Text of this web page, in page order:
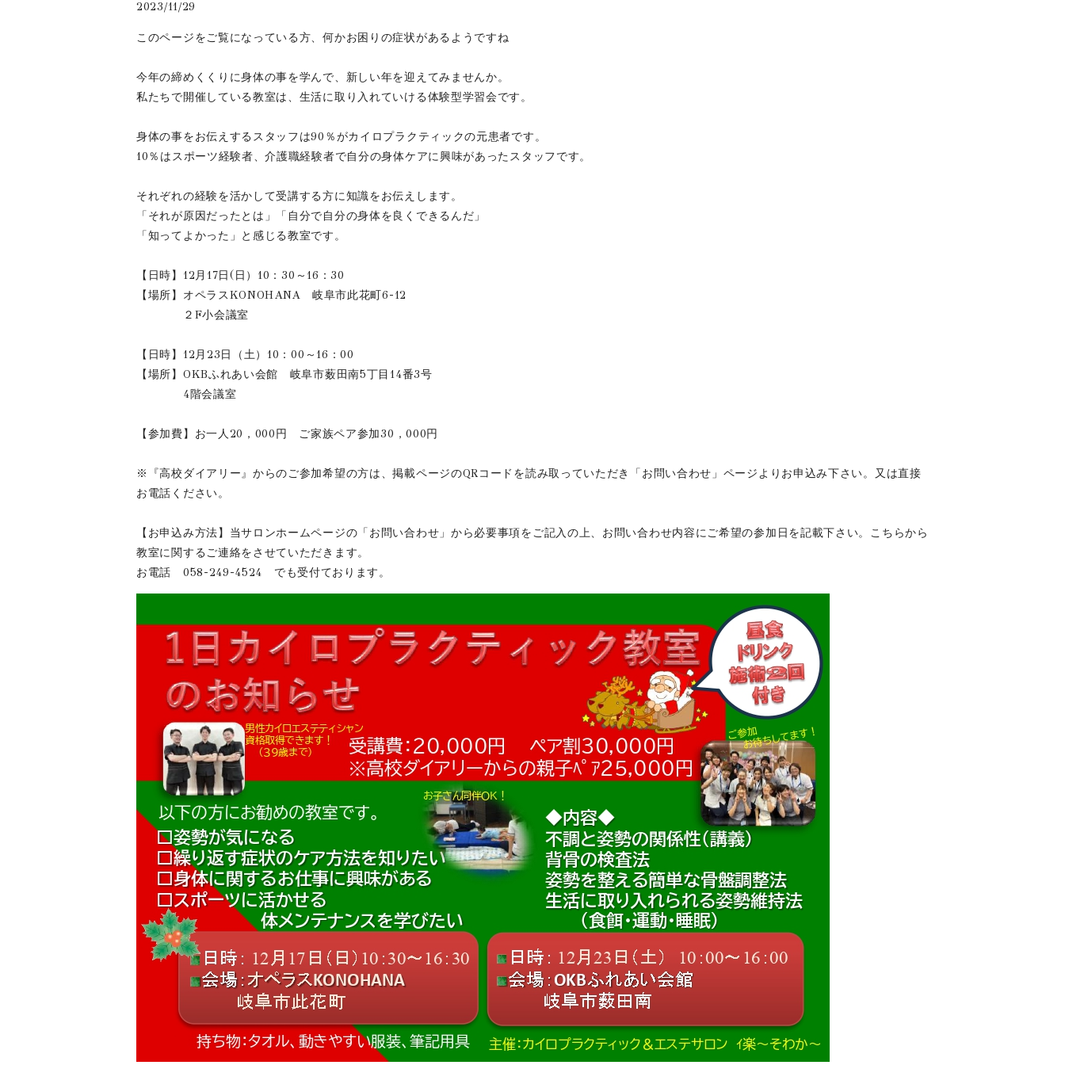
2023/11/29
このページをご覧になっている方、何かお困りの症状があるようですね
今年の締めくくりに身体の事を学んで、新しい年を迎えてみませんか。
私たちで開催している教室は、生活に取り入れていける体験型学習会です。
身体の事をお伝えするスタッフは90％がカイロプラクティックの元患者です。
10％はスポーツ経験者、介護職経験者で自分の身体ケアに興味があったスタッフです。
それぞれの経験を活かして受講する方に知識をお伝えします。
「それが原因だったとは」「自分で自分の身体を良くできるんだ」
「知ってよかった」と感じる教室です。
【日時】12月17日(日）10：30～16：30
【場所】オペラスKONOHANA 岐阜市此花町6-12
２F小会議室
【日時】12月23日（土）10：00～16：00
【場所】OKBふれあい会館 岐阜市薮田南5丁目14番3号
4階会議室
【参加費】お一人20，000円 ご家族ペア参加30，000円
※『高校ダイアリー』からのご参加希望の方は、掲載ページのQRコードを読み取っていただき「お問い合わせ」ページよりお申込み下さい。又は直接
お電話ください。
【お申込み方法】当サロンホームページの「お問い合わせ」から必要事項をご記入の上、お問い合わせ内容にご希望の参加日を記載下さい。こちらから
教室に関するご連絡をさせていただきます。
お電話 058-249-4524 でも受付ております。